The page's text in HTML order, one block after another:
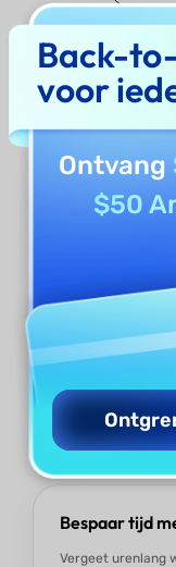
Waarom
Directe
Handmatige
foto of scan van
met intelligente
Bespaar tijd
Vergeet urenlang
Back-
voor
Ontvang
$50